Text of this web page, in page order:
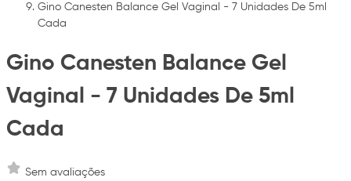
Gino Canesten Balance Gel Vaginal - 7 Unidades De 5ml
Cada
Gino Canesten Balance Gel
Vaginal - 7 Unidades De 5ml
Cada
Sem avaliações